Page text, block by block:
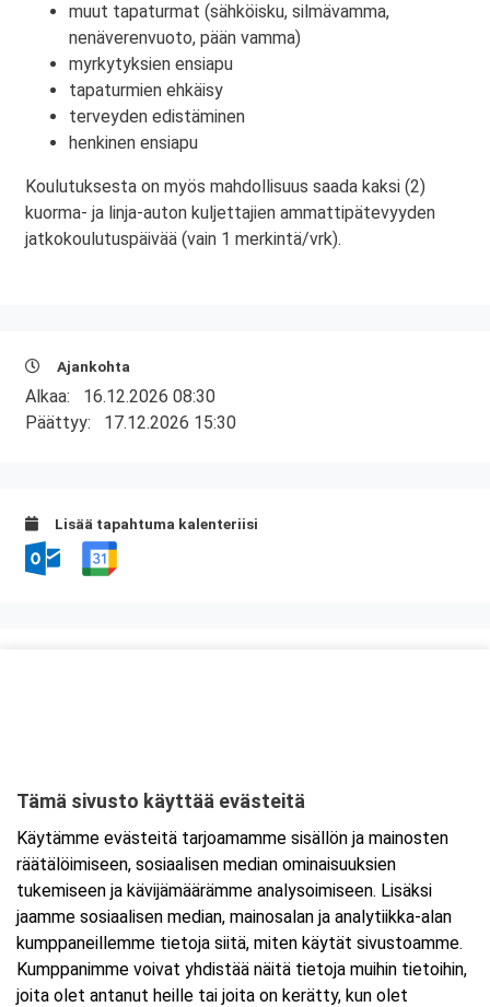
muut tapaturmat (sähköisku, silmävamma,
nenäverenvuoto, pään vamma)
myrkytyksien ensiapu
tapaturmien ehkäisy
terveyden edistäminen
henkinen ensiapu
Koulutuksesta on myös mahdollisuus saada kaksi (2)
kuorma- ja linja-auton kuljettajien ammattipätevyyden
jatkokoulutuspäivää (vain 1 merkintä/vrk).
Ajankohta
Alkaa: 16.12.2026 08:30
Päättyy: 17.12.2026 15:30
Lisää tapahtuma kalenteriisi
Tarkempi kartta ja ajo-ohjeet
Tämä sivusto käyttää evästeitä
Käytämme evästeitä tarjoamamme sisällön ja mainosten
räätälöimiseen, sosiaalisen median ominaisuuksien
tukemiseen ja kävijämäärämme analysoimiseen. Lisäksi
jaamme sosiaalisen median, mainosalan ja analytiikka-alan
kumppaneillemme tietoja siitä, miten käytät sivustoamme.
Kumppanimme voivat yhdistää näitä tietoja muihin tietoihin,
joita olet antanut heille tai joita on kerätty, kun olet